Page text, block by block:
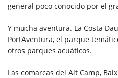
general poco conocido por el
Y mucha aventura. La Costa
PortAventura, el parque
otros parques acuáticos.
Las comarcas del Alt Camp,